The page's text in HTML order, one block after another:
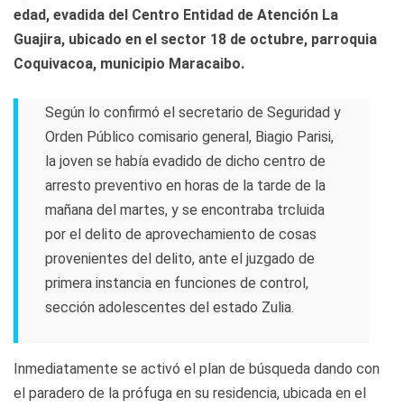
edad, evadida del Centro Entidad de Atención La
Guajira, ubicado en el sector 18 de octubre, parroquia
Coquivacoa, municipio Maracaibo.
Según lo confirmó el secretario de Seguridad y
Orden Público comisario general, Biagio Parisi,
la joven se había evadido de dicho centro de
arresto preventivo en horas de la tarde de la
mañana del martes, y se encontraba trcluida
por el delito de aprovechamiento de cosas
provenientes del delito, ante el juzgado de
primera instancia en funciones de control,
sección adolescentes del estado Zulia.
Inmediatamente se activó el plan de búsqueda dando con
el paradero de la prófuga en su residencia, ubicada en el